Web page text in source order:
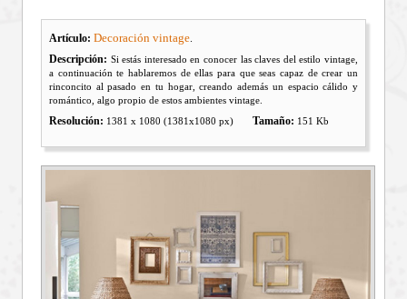
Artículo: Decoración vintage.
Descripción: Si estás interesado en conocer las claves del estilo vintage,
a continuación te hablaremos de ellas para que seas capaz de crear un
rinconcito al pasado en tu hogar, creando además un espacio cálido y
romántico, algo propio de estos ambientes vintage.
Resolución: 1381 x 1080 (1381x1080 px) Tamaño: 151 Kb